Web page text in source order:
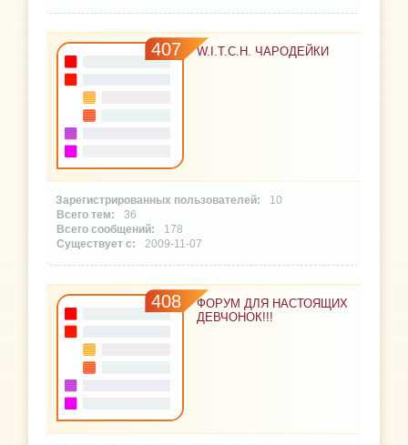
407 W.I.T.C.H. ЧАРОДЕЙКИ
10
36
178
2009-11-07
408
ФОРУМ ДЛЯ НАСТОЯЩИХ
ДЕВЧОНОК!!!